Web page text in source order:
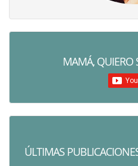
MAMÁ, QUIERO
ÚLTIMAS